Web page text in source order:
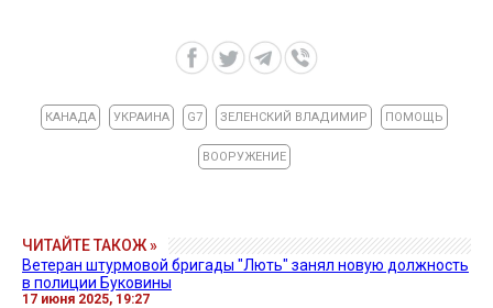
КАНАДА УКРАИНА G7 ЗЕЛЕНСКИЙ ВЛАДИМИР ПОМОЩЬ
ВООРУЖЕНИЕ
ЧИТАЙТЕ ТАКОЖ »
Ветеран штурмовой бригады "Лють" занял новую должность
в полиции Буковины
17 июня 2025, 19:27